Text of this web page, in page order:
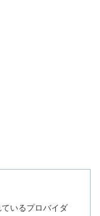
いるプロバイダ